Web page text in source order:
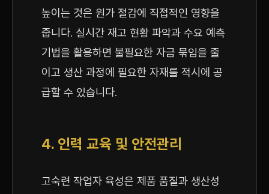
높이는 것은 원가 절감에 직접적인 영향을
줍니다. 실시간 재고 현황 파악과 수요 예측
기법을 활용하면 불필요한 자금 묶임을 줄
이고 생산 과정에 필요한 자재를 적시에 공
급할 수 있습니다.
4. 인력 교육 및 안전관리
고숙련 작업자 육성은 제품 품질과 생산성